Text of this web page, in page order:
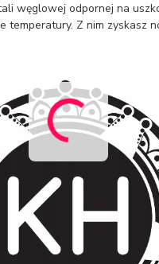
węglowej odpornej na
temperatury. Z nim zyskasz